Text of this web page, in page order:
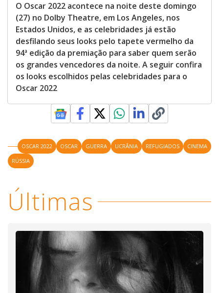
O Oscar 2022 acontece na noite deste domingo
(27) no Dolby Theatre, em Los Angeles, nos
Estados Unidos, e as celebridades já estão
desfilando seus looks pelo tapete vermelho da
94ª edição da premiação para saber quem serão
os grandes vencedores da noite. A seguir confira
os looks escolhidos pelas celebridades para o
Oscar 2022
OSCAR 2022 OSCAR GUERRA UCRÂNIA REFUGIADOS
CINEMA
RÚSSIA
Últimas